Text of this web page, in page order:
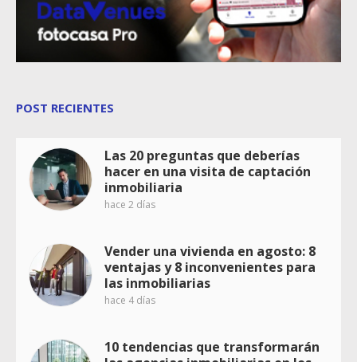
POST RECIENTES
Las 20 preguntas que deberías
hacer en una visita de captación
inmobiliaria
hace 2 días
Vender una vivienda en agosto: 8
ventajas y 8 inconvenientes para
las inmobiliarias
hace 4 días
10 tendencias que transformarán